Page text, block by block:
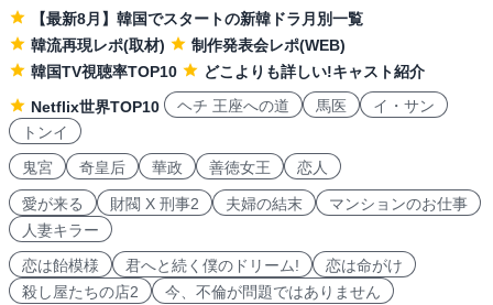
【最新8月】韓国でスタートの新韓ドラ月別一覧
韓流再現レポ(取材)
制作発表会レポ(WEB)
韓国TV視聴率TOP10
どこよりも詳しい!キャスト紹介
Netflix世界TOP10
ヘチ 王座への道 馬医
イ・サン
トンイ
鬼宮
奇皇后 華政 善徳女王 恋人
愛が来る 財閥 X 刑事2 夫婦の結末
マンションのお仕事
人妻キラー
恋は飴模様
君へと続く僕のドリーム!
恋は命がけ
殺し屋たちの店2
今、不倫が問題ではありません